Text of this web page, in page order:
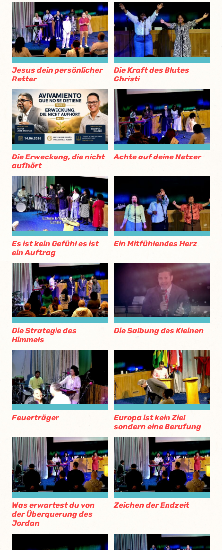
Jesus dein persönlicher
Retter
Die Kraft des Blutes
Christi
Die Erweckung, die nicht
aufhört
Achte auf deine Netzer
Es ist kein Gefühl es ist
ein Auftrag
Ein Mitfühlendes Herz
Die Strategie des
Himmels
Die Salbung des Kleinen
Feuerträger
Europa ist kein Ziel
sondern eine Berufung
Was erwartest du von
der Überquerung des
Jordan
Zeichen der Endzeit